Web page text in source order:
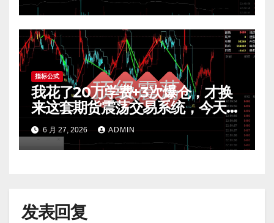
指标公式
我花了20万学费+3次爆仓，才换
来这套期货震荡交易系统，今天免
费公开核心逻辑
6 月 27, 2026 ADMIN
发表回复